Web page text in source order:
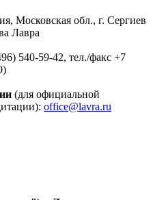
Московская обл., г. Сергиев
Лавра
540-59-42, тел./факс +7
(для официальной
office@lavra.ru